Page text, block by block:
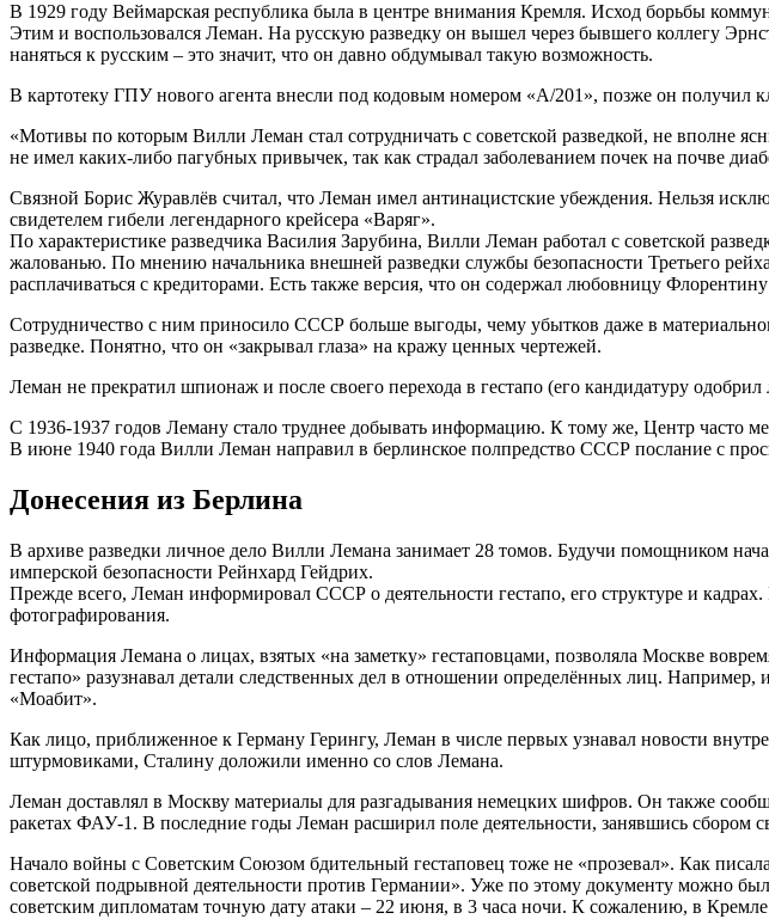
В 1929 году Веймарская республика была в центре внимания Кремля. Исход борьбы
Этим и воспользовался Леман. На русскую разведку он вышел через бывшего коллегу
наняться к русским – это значит, что он давно обдумывал такую возможность.
В картотеку ГПУ нового агента внесли под кодовым номером «А/201», позже он получил
«Мотивы по которым Вилли Леман стал сотрудничать с советской разведкой, не вполне
не имел каких-либо пагубных привычек, так как страдал заболеванием почек на почве
Связной Борис Журавлёв считал, что Леман имел антинацистские убеждения. Нельзя
свидетелем гибели легендарного крейсера «Варяг».
По характеристике разведчика Василия Зарубина, Вилли Леман работал с советской
жалованью. По мнению начальника внешней разведки службы безопасности Третьего
расплачиваться с кредиторами. Есть также версия, что он содержал любовницу
Сотрудничество с ним приносило СССР больше выгоды, чему убытков даже в
разведке. Понятно, что он «закрывал глаза» на кражу ценных чертежей.
Леман не прекратил шпионаж и после своего перехода в гестапо (его кандидатуру
С 1936-1937 годов Леману стало труднее добывать информацию. К тому же, Центр часто
В июне 1940 года Вилли Леман направил в берлинское полпредство СССР послание с
Донесения из Берлина
В архиве разведки личное дело Вилли Лемана занимает 28 томов. Будучи помощником
имперской безопасности Рейнхард Гейдрих.
Прежде всего, Леман информировал СССР о деятельности гестапо, его структуре и
фотографирования.
Информация Лемана о лицах, взятых «на заметку» гестаповцами, позволяла Москве
гестапо» разузнавал детали следственных дел в отношении определённых лиц.
«Моабит».
Как лицо, приближенное к Герману Герингу, Леман в числе первых узнавал новости
штурмовиками, Сталину доложили именно со слов Лемана.
Леман доставлял в Москву материалы для разгадывания немецких шифров. Он также
ракетах ФАУ-1. В последние годы Леман расширил поле деятельности, занявшись сбором
Начало войны с Советским Союзом бдительный гестаповец тоже не «прозевал». Как
советской подрывной деятельности против Германии». Уже по этому документу можно
советским дипломатам точную дату атаки – 22 июня, в 3 часа ночи. К сожалению, в